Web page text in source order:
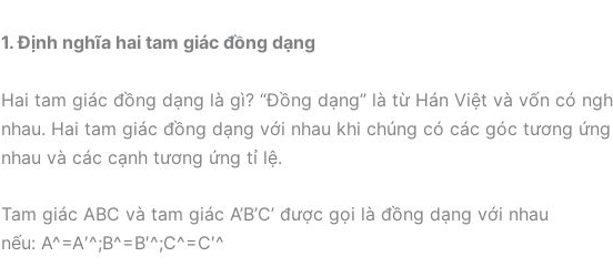
1. Định nghĩa hai tam giác đồng dạng
Hai tam giác đồng dạng là gì? “Đồng dạng” là từ Hán Việt và vốn có
nhau. Hai tam giác đồng dạng với nhau khi chúng có các góc tương
nhau và các cạnh tương ứng tỉ lệ.
Tam giác ABC và tam giác A’B’C’ được gọi là đồng dạng với nhau
nếu: A^=A′^;B^=B′^;C^=C′^